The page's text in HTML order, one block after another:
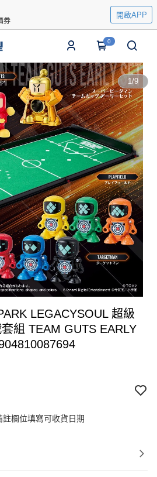
券
開啟APP
0
1/9
LEGACYSOUL 超級
組 TEAM GUTS EARLY
欄位填寫可收貨日期